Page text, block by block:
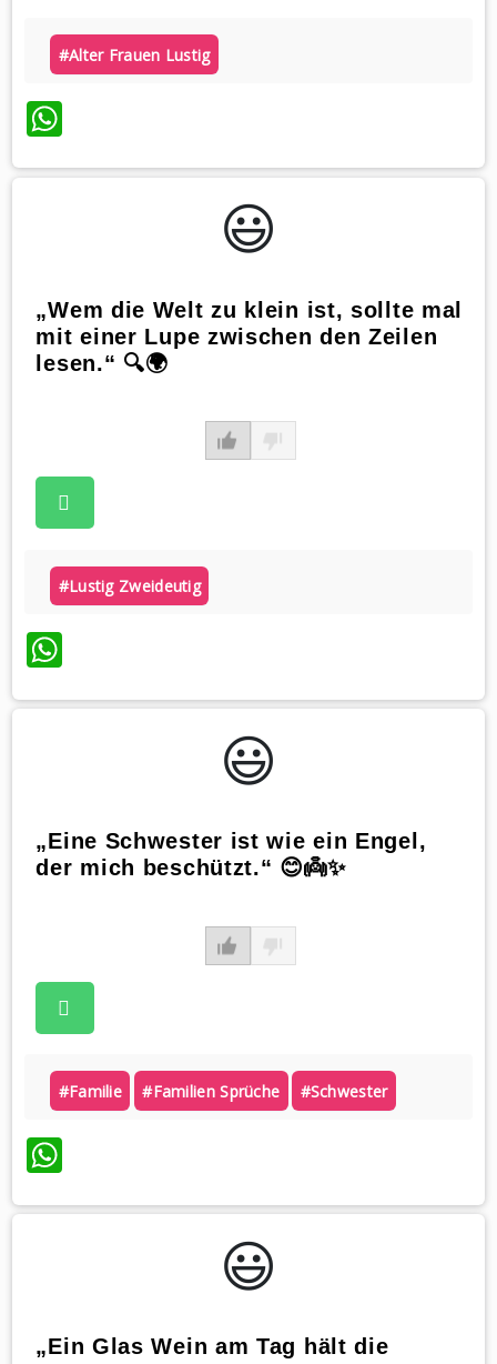
#alter Frauen Lustig
WhatsApp
😃️
„Wem die Welt zu klein ist, sollte mal
mit einer Lupe zwischen den Zeilen
lesen.“ 🔍🌍
#lustig Zweideutig
WhatsApp
😃️
„Eine Schwester ist wie ein Engel,
der mich beschützt.“ 😊👼✨
#familie #familien Sprüche #schwester
WhatsApp
😃️
„Ein Glas Wein am Tag hält die